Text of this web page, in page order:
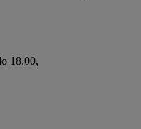
18.00,